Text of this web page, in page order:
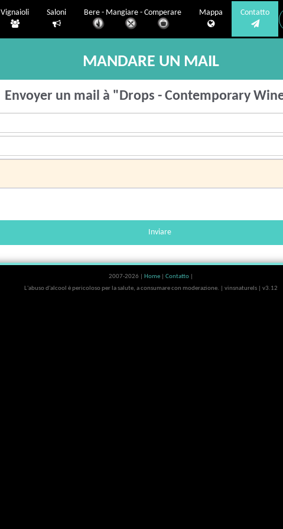
Vignaioli Saloni Bere - Mangiare - Comperare Mappa Contatto
MANDARE UN MAIL
Envoyer un mail à "Drops - Contemporary
Inviare
2007-2026 | Home Contatto
L'abuso d'alcool è pericoloso per la salute, a consumare con moderazione. | vinsnaturels | v3.12